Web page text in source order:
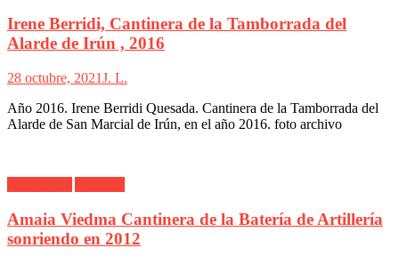
Irene Berridi, Cantinera de la Tamborrada del
Alarde de Irún , 2016
28 octubre, 2021J. L.
Año 2016. Irene Berridi Quesada. Cantinera de la Tamborrada del
Alarde de San Marcial de Irún, en el año 2016. foto archivo
Amaia Viedma Cantinera de la Batería de Artillería
sonriendo en 2012